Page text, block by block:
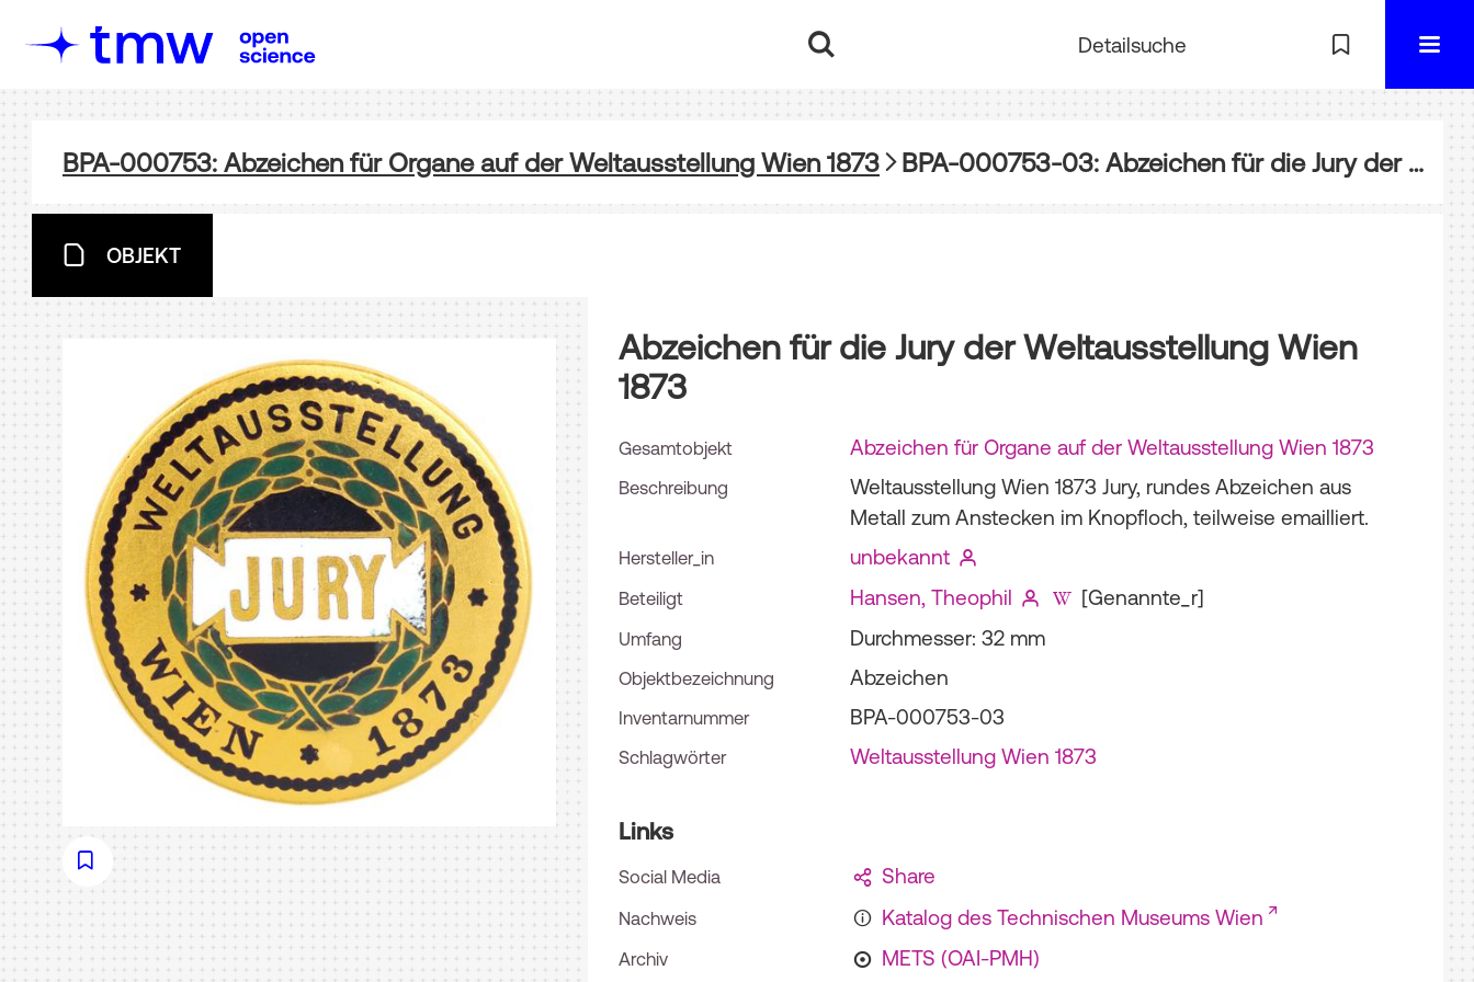
Detailsuche
BPA-000753: Abzeichen für Organe auf der Weltausstellung Wien 1873 BPA-000753-03: Abzeichen für die Jury der Weltausstellung Wien 1873
OBJEKT
Abzeichen für die Jury der Weltausstellung Wien
1873
Gesamtobjekt Abzeichen für Organe auf der Weltausstellung Wien 1873
Beschreibung
Weltausstellung Wien 1873 Jury, rundes Abzeichen aus
Metall zum Anstecken im Knopfloch, teilweise emailliert.
Hersteller_in unbekannt
Beteiligt Hansen, Theophil [Genannte_r]
Umfang Durchmesser: 32 mm
Objektbezeichnung Abzeichen
Inventarnummer BPA-000753-03
Schlagwörter Weltausstellung Wien 1873
Links
Social Media Share
Nachweis Katalog des Technischen Museums Wien
Archiv METS (OAI-PMH)